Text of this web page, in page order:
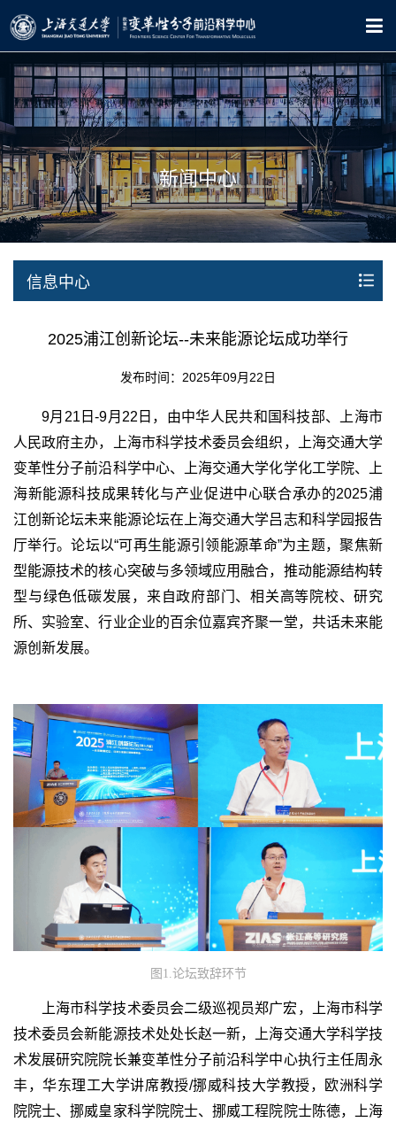
新闻中心
信息中心
2025浦江创新论坛--未来能源论坛成功举行
发布时间：2025年09月22日
9月21日-9月22日，由中华人民共和国科技部、上海市
人民政府主办，上海市科学技术委员会组织，上海交通大学
变革性分子前沿科学中心、上海交通大学化学化工学院、上
海新能源科技成果转化与产业促进中心联合承办的2025浦
江创新论坛未来能源论坛在上海交通大学吕志和科学园报告
厅举行。论坛以“可再生能源引领能源革命”为主题，聚焦新
型能源技术的核心突破与多领域应用融合，推动能源结构转
型与绿色低碳发展，来自政府部门、相关高等院校、研究
所、实验室、行业企业的百余位嘉宾齐聚一堂，共话未来能
源创新发展。
图1.论坛致辞环节
上海市科学技术委员会二级巡视员郑广宏，上海市科学
技术委员会新能源技术处处长赵一新，上海交通大学科学技
术发展研究院院长兼变革性分子前沿科学中心执行主任周永
丰，华东理工大学讲席教授/挪威科技大学教授，欧洲科学
院院士、挪威皇家科学院院士、挪威工程院院士陈德，上海